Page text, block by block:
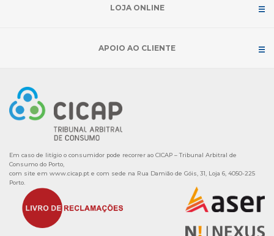
LOJA ONLINE
APOIO AO CLIENTE
Em caso de litígio o consumidor pode recorrer ao CICAP – Tribunal Arbitral de
Consumo do Porto,
com site em www.cicap.pt e com sede na Rua Damião de Góis, 31, Loja 6, 4050-225
Porto.